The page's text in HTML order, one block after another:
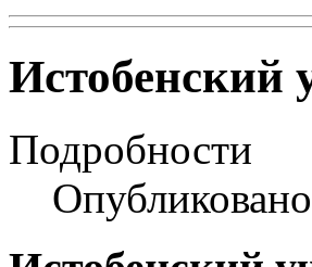
Истобенский
Подробности